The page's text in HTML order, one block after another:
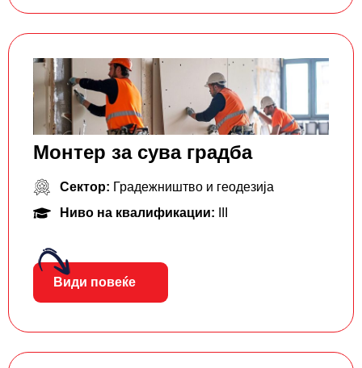
Монтер за сува градба
Сектор: Градежништво и геодезија
Ниво на квалификации:
Види повеќе